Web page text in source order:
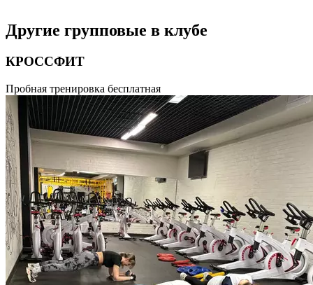
Другие групповые в клубе
КРОССФИТ
Высокоинтенсивная тренировка различных групп мышц,
которая направлена на развитие мыщц, дыхательной системы
и общей выносливости организма. Это комбинирование
тяжелой атлетики, гимнастики, бега, гиревого спорта.
Продолжительность 55 минут.
Пробная тренировка бесплатная